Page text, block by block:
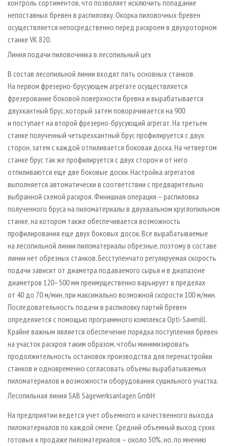
контроль сортиментов, что позволяет исключить попадание
непоставных бревен в распиловку. Окорка пиловочных бревен
осуществляется непосредственно перед раскроем в двухроторном
станке VK 820.
Линия подачи пиловочника в лесопильный цех
В состав лесопильной линии входят пять основных станков.
На первом фрезерно-брусующем агрегате осуществляется
фрезерование боковой поверхности бревна и вырабатывается
двухкантный брус, который затем поворачивается на 900
и поступает на второй фрезерно-брусующий агрегат. На третьем
станке полученный четырехкантный брус профилируется с двух
сторон, затем с каждой отпиливается боковая доска. На четвертом
станке брус так же профилируется с двух сторон и от него
отпиливаются еще две боковые доски. Настройка агрегатов
выполняется автоматически в соответствии с предварительно
выбранной схемой раскроя. Финишная операция – распиловка
полученного бруса на пиломатериалы в двухвальном круглопильном
станке, на котором также обеспечивается возможность
профилирования еще двух боковых досок. Все вырабатываемые
на лесопильной линии пиломатериалы обрезные, поэтому в составе
линии нет обрезных станков. Бесступенчато регулируемая скорость
подачи зависит от диаметра подаваемого сырья и в диапазоне
диаметров 120–500 мм преимущественно варьирует в пределах
от 40 до 70 м/мин, при максимально возможной скорости 100 м/мин.
Последовательность подачи в распиловку партий бревен
определяется с помощью программного комплекса Opti-Sawmill.
Крайне важным является обеспечение порядка поступления бревен
на участок раскроя таким образом, чтобы минимизировать
продолжительность остановок производства для перенастройки
станков и одновременно согласовать объемы вырабатываемых
пиломатериалов и возможности оборудования сушильного участка.
Лесопильная линия SAB Sägewerksanlagen GmbH
На предприятии ведется учет объемного и качественного выхода
пиломатериалов по каждой смене. Средний объемный выход сухих
готовых к продаже пиломатериалов – около 50%, но, по мнению